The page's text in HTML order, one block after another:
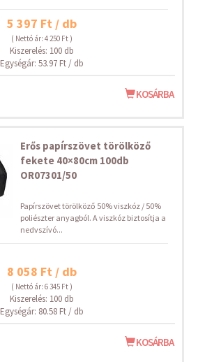
5 397 Ft / db
( Nettó ár: 4 250 Ft )
Kiszerelés: 100 db
Egységár: 53.97 Ft / db
KOSÁRBA
Erős papírszövet törölköző
fekete 40×80cm 100db
OR07301/50
Papírszövet törölköző 50% viszkóz / 50%
poliészter anyagból. A viszkóz biztosítja a
nedvszívó...
8 058 Ft / db
( Nettó ár: 6 345 Ft )
Kiszerelés: 100 db
Egységár: 80.58 Ft / db
KOSÁRBA